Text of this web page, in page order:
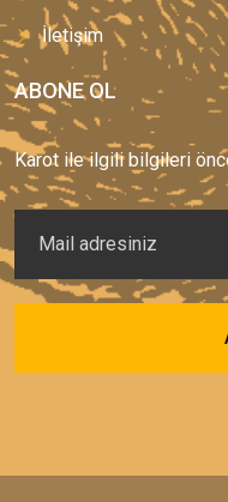
İletişim
ABONE OL
Karot ile ilgili bilgileri